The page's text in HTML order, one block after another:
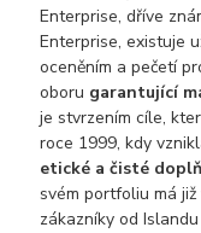
Enterprise, dříve
Enterprise, existuje
oceněním a pečetí
oboru garantující
je stvrzením cíle,
roce 1999, kdy
etické a čisté
svém portfoliu má
zákazníky od